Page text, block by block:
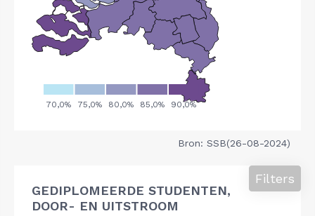
Bron: SSB(26-08-2024)
GEDIPLOMEERDE STUDENTEN,
DOOR- EN UITSTROOM
Filters